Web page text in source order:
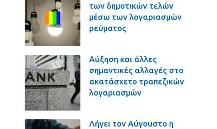
των δημοτικών τελών
μέσω των λογαριασμών
ρεύματος
Αύξηση και άλλες
σημαντικές αλλαγές στο
ακατάσχετο τραπεζικών
λογαριασμών
Λήγει τον Αύγουστο η